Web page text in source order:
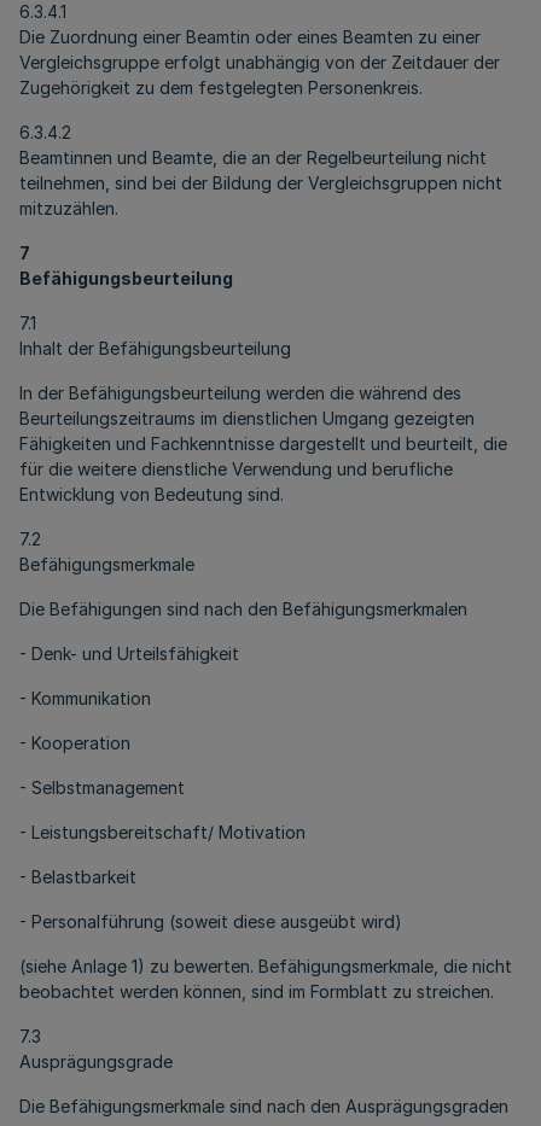
6.3.4.1
Die Zuordnung einer Beamtin oder eines Beamten zu einer
Vergleichsgruppe erfolgt unabhängig von der Zeitdauer der
Zugehörigkeit zu dem festgelegten Personenkreis.
6.3.4.2
Beamtinnen und Beamte, die an der Regelbeurteilung nicht
teilnehmen, sind bei der Bildung der Vergleichsgruppen nicht
mitzuzählen.
7
Befähigungsbeurteilung
7.1
Inhalt der Befähigungsbeurteilung
In der Befähigungsbeurteilung werden die während des
Beurteilungszeitraums im dienstlichen Umgang gezeigten
Fähigkeiten und Fachkenntnisse dargestellt und beurteilt, die
für die weitere dienstliche Verwendung und berufliche
Entwicklung von Bedeutung sind.
7.2
Befähigungsmerkmale
Die Befähigungen sind nach den Befähigungsmerkmalen
- Denk- und Urteilsfähigkeit
- Kommunikation
- Kooperation
- Selbstmanagement
- Leistungsbereitschaft/ Motivation
- Belastbarkeit
- Personalführung (soweit diese ausgeübt wird)
(siehe Anlage 1) zu bewerten. Befähigungsmerkmale, die nicht
beobachtet werden können, sind im Formblatt zu streichen.
7.3
Ausprägungsgrade
Die Befähigungsmerkmale sind nach den Ausprägungsgraden